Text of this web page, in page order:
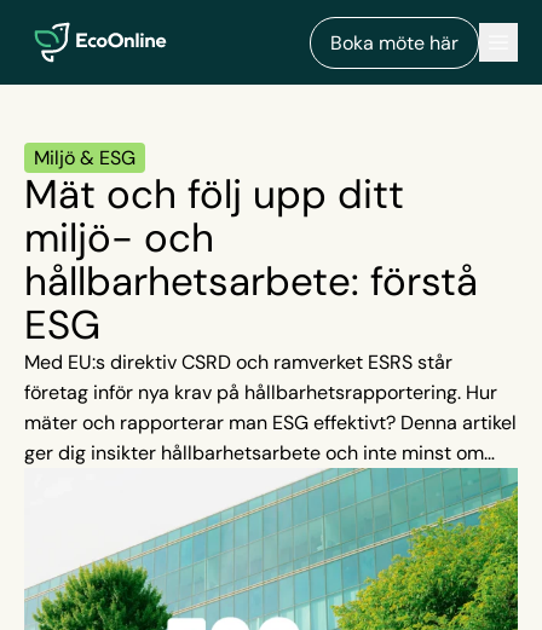
EcoOnline
Boka möte här
Miljö & ESG
Mät och följ upp ditt
miljö- och
hållbarhetsarbete: förstå
ESG
Med EU:s direktiv CSRD och ramverket ESRS står
företag inför nya krav på hållbarhetsrapportering. Hur
mäter och rapporterar man ESG effektivt? Denna artikel
ger dig insikter hållbarhetsarbete och inte minst om